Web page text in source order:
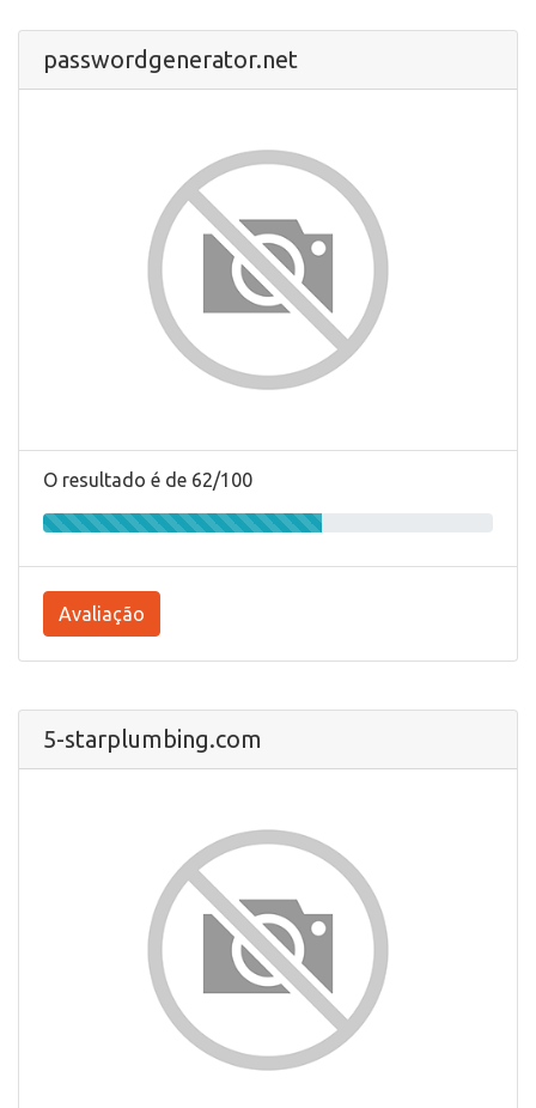
passwordgenerator.net
O resultado é de 62/100
Avaliação
5-starplumbing.com